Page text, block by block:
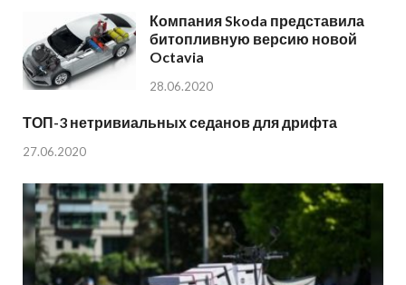
Компания Skoda представила
битопливную версию новой
Octavia
28.06.2020
ТОП-3 нетривиальных седанов для дрифта
27.06.2020